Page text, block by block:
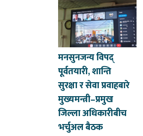
मनसुनजन्य विपद्
पूर्वतयारी, शान्ति
सुरक्षा र सेवा प्रवाहबारे
मुख्यमन्त्री–प्रमुख
जिल्ला अधिकारीबीच
भर्चुअल बैठक